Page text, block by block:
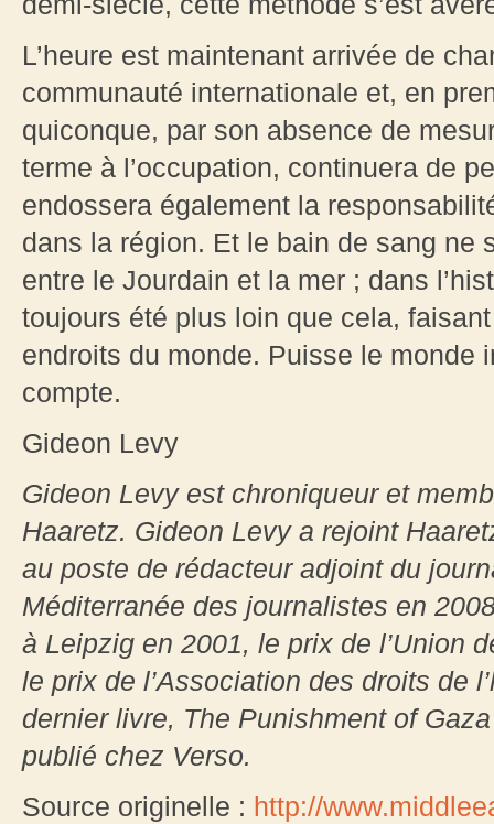
L’heure est maintenant arrivée de
communauté internationale et, en
quiconque, par son absence de
terme à l’occupation, continuera de
endossera également la
dans la région. Et le bain de sang ne
entre le Jourdain et la mer ; dans
toujours été plus loin que cela,
endroits du monde. Puisse le monde
compte.
Gideon Levy
Gideon Levy est chroniqueur et
Haaretz. Gideon Levy a rejoint
au poste de rédacteur adjoint du
Méditerranée des journalistes en
à Leipzig en 2001, le prix de l’Union
le prix de l’Association des droits de
dernier livre, The Punishment of
publié chez Verso.
Source originelle : http://